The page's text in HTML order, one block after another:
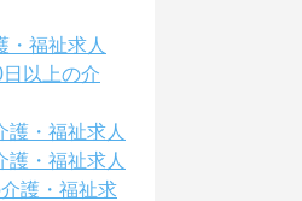
・福祉求人
以上の介
護・福祉求人
護・福祉求人
護・福祉求